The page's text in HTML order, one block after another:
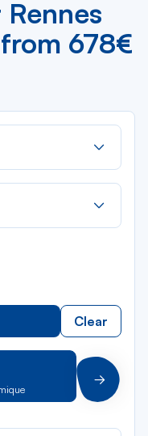
678€
Clear
Suivant